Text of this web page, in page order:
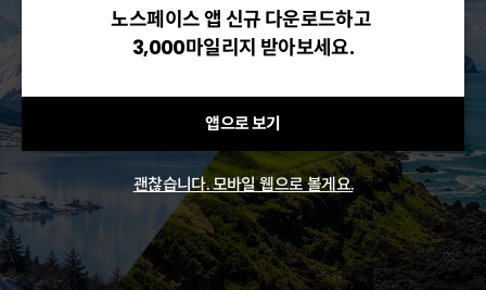
노스페이스 앱 신규 다운로드하고
3,000마일리지 받아보세요.
앱으로 보기
괜찮습니다. 모바일 웹으로 볼게요.